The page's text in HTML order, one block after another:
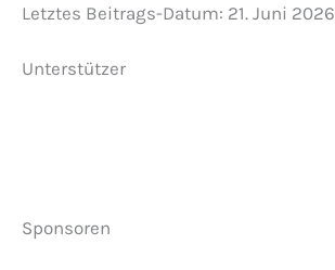
Letztes Beitrags-Datum: 21. Juni 2026
Unterstützer
Sponsoren